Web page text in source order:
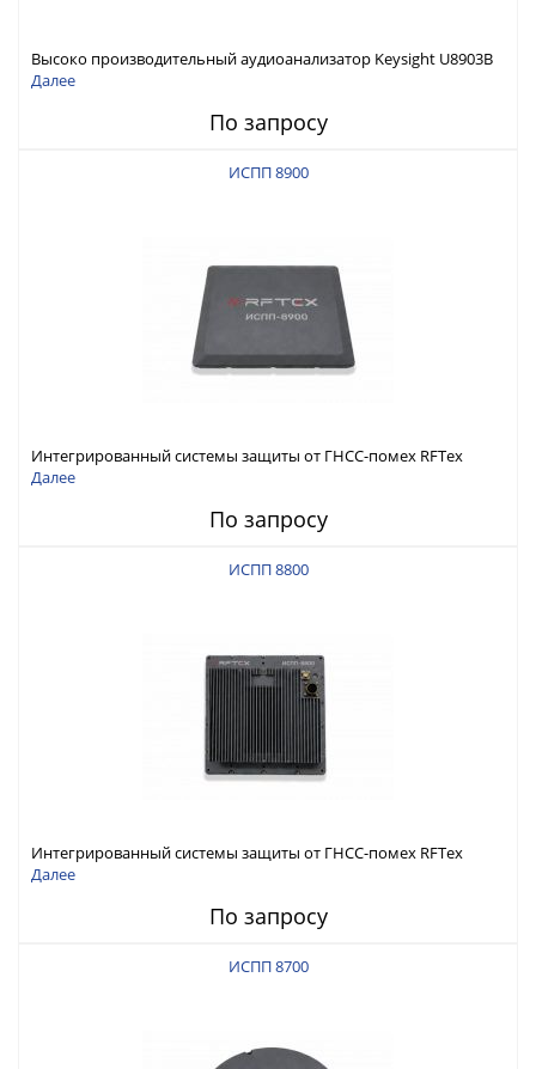
Высоко производительный аудиоанализатор Keysight U8903B
Далее
По запросу
ИСПП 8900
Интегрированный системы защиты от ГНСС-помех RFТех
ИСПП 8900
Далее
По запросу
ИСПП 8800
Интегрированный системы защиты от ГНСС-помех RFТех
ИСПП 8800
Далее
По запросу
ИСПП 8700